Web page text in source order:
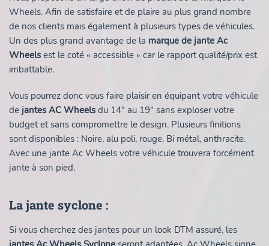
Wheels. Afin de satisfaire et de plaire au plus grand nombre
de nos clients mais également à plusieurs types de véhicules.
Un des plus grand avantage de la marque de jante Ac
Wheels est le coté « accessible » car le rapport qualité/prix est
imbattable.
Vous pourrez donc vous faire plaisir en équipant votre véhicule
de jantes AC Wheels du 14″ au 19″ sans exploser votre
budget et sans compromettre le design. Plusieurs finitions
sont disponibles : Noire, alu poli, rouge, Bi métal, anthracite.
Avec une jante Ac Wheels votre véhicule trouvera forcément
jante à son pied.
La jante syclone :
Si vous cherchez des jantes pour un look DTM assuré, les